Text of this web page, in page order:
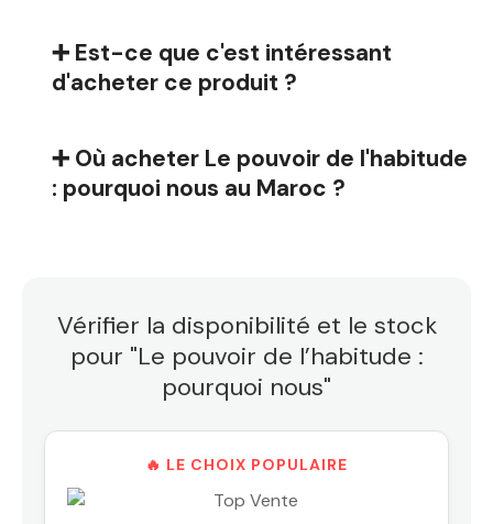
➕ Est-ce que c'est intéressant
d'acheter ce produit ?
➕ Où acheter Le pouvoir de l'habitude
: pourquoi nous au Maroc ?
Vérifier la disponibilité et le stock
pour "Le pouvoir de l’habitude :
pourquoi nous"
🔥 LE CHOIX POPULAIRE